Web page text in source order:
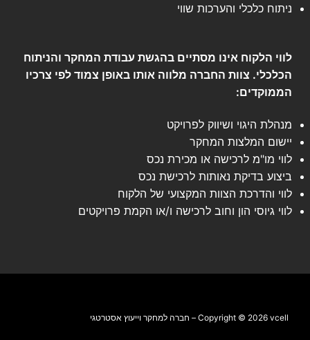
ניתוח כלכלי והערכות שווי
לווי הלקוח אינו מסתיים בהגשת עבודת המחקר והניתוח
הכלכלי. צוות החברה מלווה אותו באופן צמוד לפי צרכיו
הממוקדים:
מנהלת היגוי ושיווק לפרויקט
יישום המלצות המחקר
לווי מו"מ לרכישה או מכירת נכס
ביצוע בדיקת נאותות לרכישת נכס
לווי והדרכת הצוות המקצועי של הלקוח
לווי גיוסי הון וחוב לרכישה ו/או הקמת פרויקטים
Copyright © 2026 vcell – חברה למחקר וייעוץ אסטרטגי